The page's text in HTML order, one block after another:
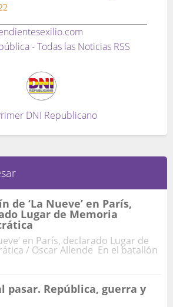
- Todas las Noticias RSS
DNI Republicano
de ‘La Nueve’ en París,
Lugar de Memoria
en París, declarado Lugar de
/ Oscar Allende En el batallón
pasar. República, guerra y